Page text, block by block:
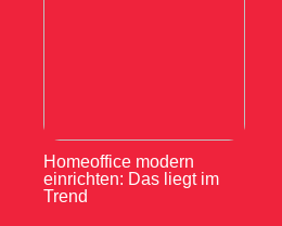
Homeoffice modern
einrichten: Das liegt im
Trend